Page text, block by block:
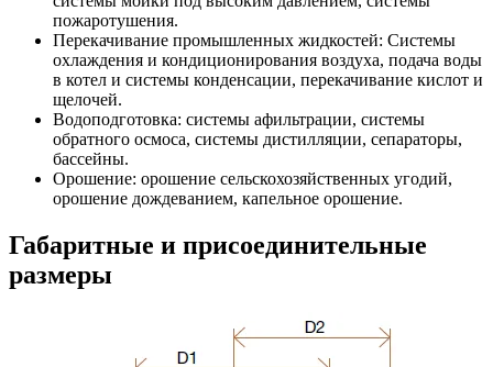
пожаротушения.
Перекачивание промышленных жидкостей: Системы
охлаждения и кондиционирования воздуха, подача воды
в котел и системы конденсации, перекачивание кислот и
щелочей.
Водоподготовка: системы афильтрации, системы
обратного осмоса, системы дистилляции, сепараторы,
бассейны.
Орошение: орошение сельскохозяйственных угодий,
орошение дождеванием, капельное орошение.
Габаритные и присоединительные
размеры